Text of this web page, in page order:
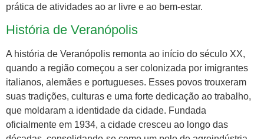
prática de atividades ao ar livre e ao bem-estar.
História de Veranópolis
A história de Veranópolis remonta ao início do século XX,
quando a região começou a ser colonizada por imigrantes
italianos, alemães e portugueses. Esses povos trouxeram
suas tradições, culturas e uma forte dedicação ao trabalho,
que moldaram a identidade da cidade. Fundada
oficialmente em 1934, a cidade cresceu ao longo das